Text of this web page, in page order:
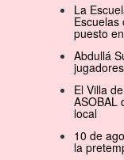
La
puesto
Abdullá
El Villa
ASOBAL
local
10 de
la